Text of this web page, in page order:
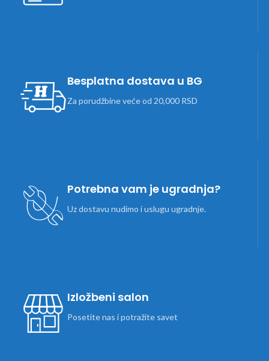
Besplatna dostava u BG
Za porudžbine veće od 20,000 RSD
Potrebna vam je ugradnja?
Uz dostavu nudimo i uslugu ugradnje.
Izložbeni salon
Posetite nas i potražite savet